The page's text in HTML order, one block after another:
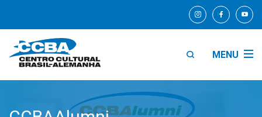
MENU